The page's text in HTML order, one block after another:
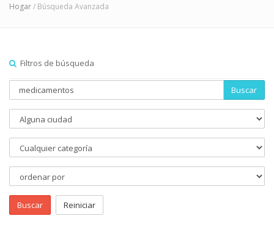
Hogar/ Búsqueda Avanzada
Filtros de búsqueda
Buscar
Buscar Reiniciar